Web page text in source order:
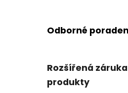
Odborné
Rozšířená
produkty